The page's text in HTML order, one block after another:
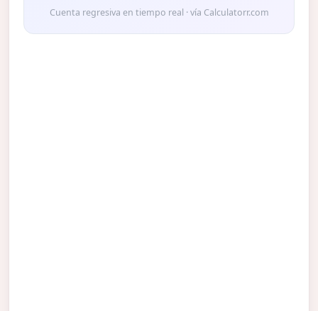
Cuenta regresiva en tiempo real · vía Calculatorr.com